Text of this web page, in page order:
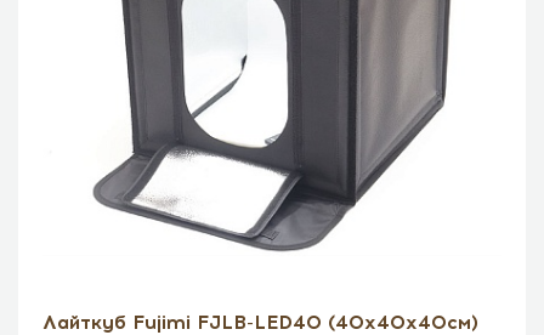
Лайткуб Fujimi FJLB-LED40 (40х40х40см)